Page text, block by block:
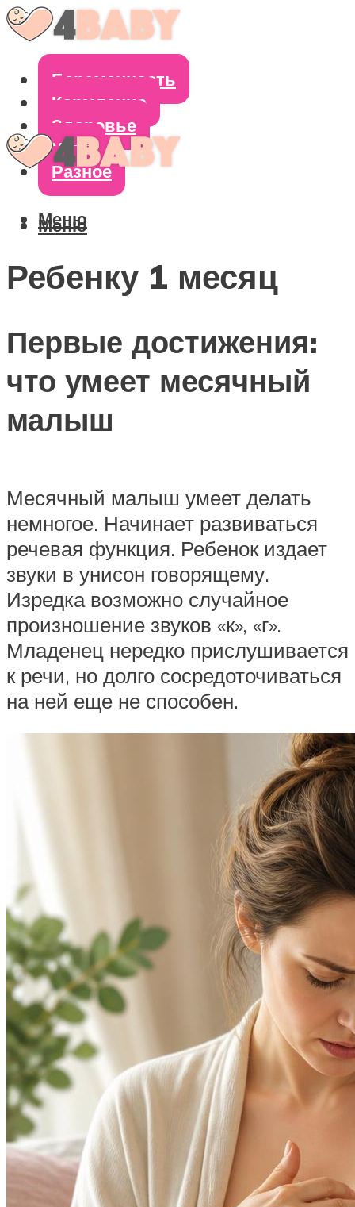
Беременность
Кормление
Здоровье
Уход
Разное
Меню
Меню
Ребенку 1 месяц
Первые достижения:
что умеет месячный
малыш
Месячный малыш умеет делать
немногое. Начинает развиваться
речевая функция. Ребенок издает
звуки в унисон говорящему.
Изредка возможно случайное
произношение звуков «к», «г».
Младенец нередко прислушивается
к речи, но долго сосредоточиваться
на ней еще не способен.